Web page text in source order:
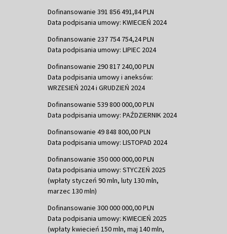
Dofinansowanie 391 856 491,84 PLN
Data podpisania umowy: KWIECIEŃ 2024
Dofinansowanie 237 754 754,24 PLN
Data podpisania umowy: LIPIEC 2024
Dofinansowanie 290 817 240,00 PLN
Data podpisania umowy i aneksów:
WRZESIEŃ 2024 i GRUDZIEŃ 2024
Dofinansowanie 539 800 000,00 PLN
Data podpisania umowy: PAŹDZIERNIK 2024
Dofinansowanie 49 848 800,00 PLN
Data podpisania umowy: LISTOPAD 2024
Dofinansowanie 350 000 000,00 PLN
Data podpisania umowy: STYCZEŃ 2025
(wpłaty styczeń 90 mln, luty 130 mln,
marzec 130 mln)
Dofinansowanie 300 000 000,00 PLN
Data podpisania umowy: KWIECIEŃ 2025
(wpłaty kwiecień 150 mln, maj 140 mln,